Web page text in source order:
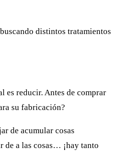
distintos tratamientos
es reducir. Antes de comprar
su fabricación?
de acumular cosas
de a las cosas… ¡hay tanto